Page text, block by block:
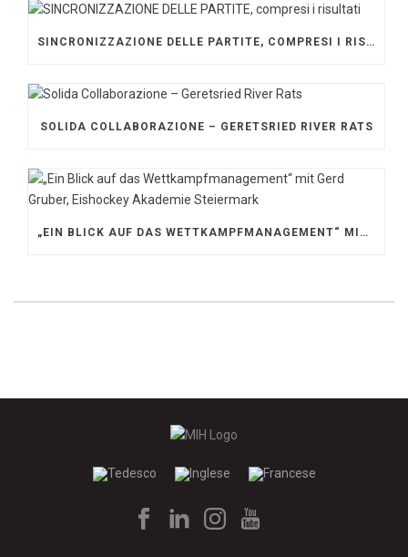
SINCRONIZZAZIONE DELLE PARTITE, COMPRESI I RISULTATI
SOLIDA COLLABORAZIONE – GERETSRIED RIVER RATS
„EIN BLICK AUF DAS WETTKAMPFMANAGEMENT“ MIT GERD GRUBER, EISHOCKEY AKADEMIE STEIERMARK